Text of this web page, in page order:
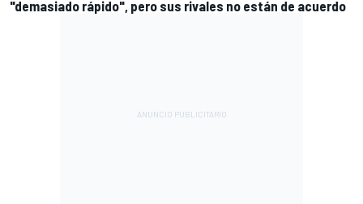
"demasiado rápido", pero sus rivales no están de acuerdo